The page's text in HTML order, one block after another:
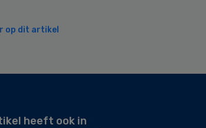
op dit artikel
heeft ook in